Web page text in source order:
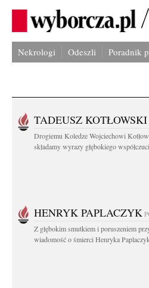
Nekrologi Odeszli Poradnik
TADEUSZ KOTŁOWSKI
Drogiemu Koledze Wojciechowi
składamy wyrazy głębokiego
HENRYK PAPLACZYK
Z głębokim smutkiem i poruszeniem
wiadomość o śmierci Henryka